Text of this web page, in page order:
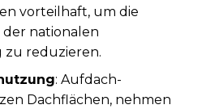
vorteilhaft, um die
nationalen
zu reduzieren.
: Aufdach-
Dachflächen, nehmen